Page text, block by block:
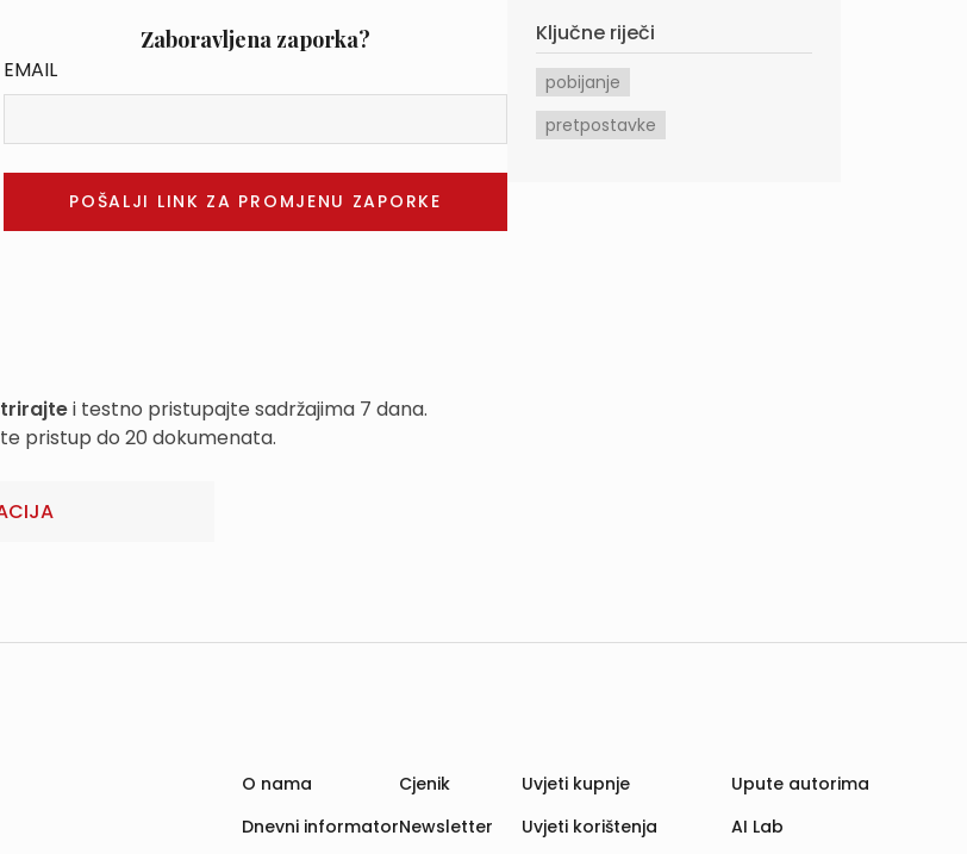
Zaboravljena zaporka?
EMAIL
i testno pristupajte sadržajima 7 dana.
pristup do 20 dokumenata.
Ključne riječi
pobijanje
pretpostavke
O nama
Dnevni informator
Cjenik
Newsletter
Uvjeti kupnje
Uvjeti korištenja
Upute autorima
AI Lab